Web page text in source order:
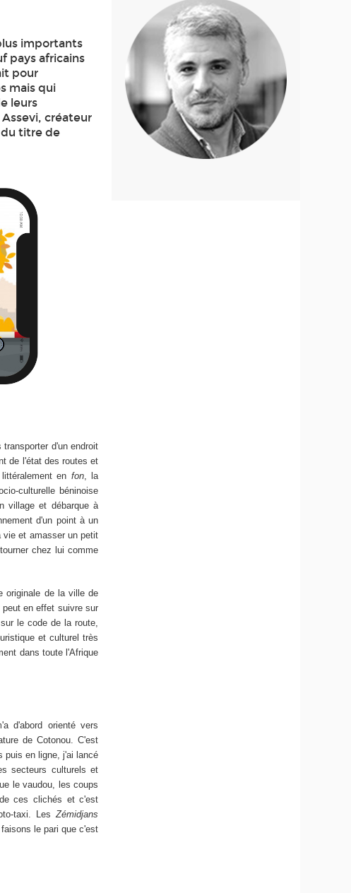
importants
pays africains
pour
mais qui
leurs
créateur
titre de
d'un endroit
de l'état des routes et
en fon, la
culturelle béninoise
village et débarque à
d'un point à un
vie et amasser un petit
chez lui comme
originale de la ville de
en effet suivre sur
le code de la route,
et culturel très
dans toute l'Afrique
d'abord orienté vers
de Cotonou. C'est
puis en ligne, j'ai lancé
secteurs culturels et
le vaudou, les coups
ces clichés et c'est
taxi. LesZémidjans
le pari que c'est